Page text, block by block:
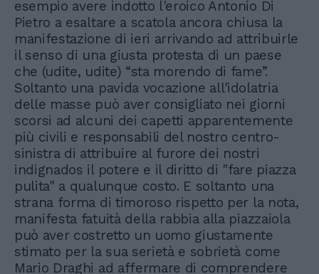
esempio avere indotto l'eroico Antonio Di
Pietro a esaltare a scatola ancora chiusa la
manifestazione di ieri arrivando ad attribuirle
il senso di una giusta protesta di un paese
che (udite, udite) “sta morendo di fame”.
Soltanto una pavida vocazione all'idolatria
delle masse può aver consigliato nei giorni
scorsi ad alcuni dei capetti apparentemente
più civili e responsabili del nostro centro-
sinistra di attribuire al furore dei nostri
indignados il potere e il diritto di "fare piazza
pulita" a qualunque costo. E soltanto una
strana forma di timoroso rispetto per la nota,
manifesta fatuità della rabbia alla piazzaiola
può aver costretto un uomo giustamente
stimato per la sua serietà e sobrietà come
Mario Draghi ad affermare di comprendere